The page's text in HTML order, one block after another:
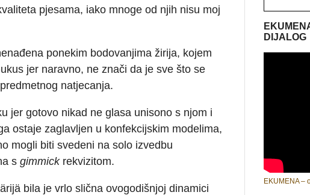
pjesama, iako mnoge od njih nisu moj
ponekim bodovanjima žirija, kojem
jer naravno, ne znači da je sve što se
natjecanja.
jer gotovo nikad ne glasa unisono s njom i
ostaje zaglavljen u konfekcijskim modelima,
mogli biti svedeni na solo izvedbu
s gimmickrekvizitom.
bila je vrlo slična ovogodišnjoj dinamici
DIJALOG
EKUMENA –